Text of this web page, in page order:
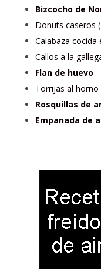
Bizcocho de
Donuts caseros
Calabaza cocida
Callos a la
Flan de huevo
Torrijas al horno
Rosquillas de
Empanada de